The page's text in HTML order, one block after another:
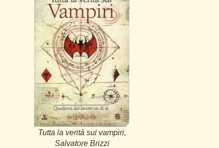
Tutta la verità sui vampiri,
Salvatore Brizzi